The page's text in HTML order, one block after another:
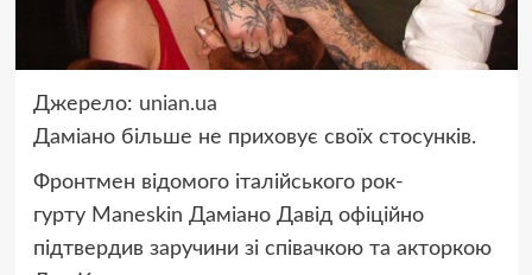
Джерело: unian.ua
Даміано більше не приховує своїх стосунків.
Фронтмен відомого італійського рок-
гурту Maneskin Даміано Давід офіційно
підтвердив заручини зі співачкою та акторкою